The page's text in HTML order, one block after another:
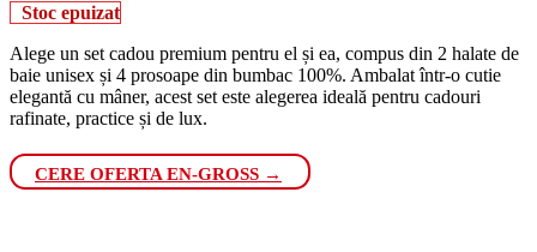
Stoc epuizat
Alege un set cadou premium pentru el și ea, compus din 2 halate de
baie unisex și 4 prosoape din bumbac 100%. Ambalat într-o cutie
elegantă cu mâner, acest set este alegerea ideală pentru cadouri
rafinate, practice și de lux.
CERE OFERTA EN-GROSS →